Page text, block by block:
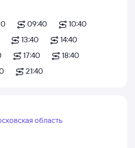
09:40
10:40
13:40
14:40
17:40
18:40
21:40
область